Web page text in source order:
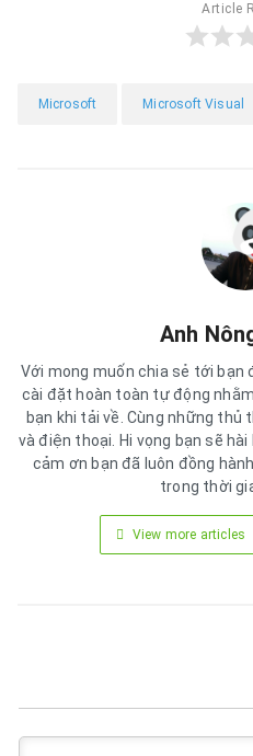
Article
Microsoft Microsoft Visual
Anh
Với mong muốn chia sẻ tới
cài đặt hoàn toàn tự động
bạn khi tải về. Cùng những
và điện thoại. Hi vọng bạn sẽ
cảm ơn bạn đã luôn đồng
trong thời
View more articles